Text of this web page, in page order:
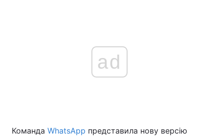
ad
Команда WhatsApp представила нову версію